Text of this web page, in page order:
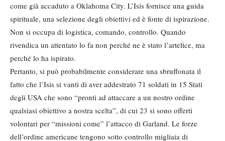
come già accaduto a Oklahoma City. L’Isis fornisce una guida
spirituale, una selezione degli obiettivi ed è fonte di ispirazione.
Non si occupa di logistica, comando, controllo. Quando
rivendica un attentato lo fa non perché ne è stato l’artefice, ma
perché lo ha ispirato.
Pertanto, si può probabilmente considerare una sbruffonata il
fatto che l’Isis si vanti di aver addestrato 71 soldati in 15 Stati
degli USA che sono “pronti ad attaccare a un nostro ordine
qualsiasi obiettivo a nostra scelta”, di cui 23 si sono offerti
volontari per “missioni come” l’attacco di Garland. Le forze
dell’ordine americane tengono sotto controllo migliaia di